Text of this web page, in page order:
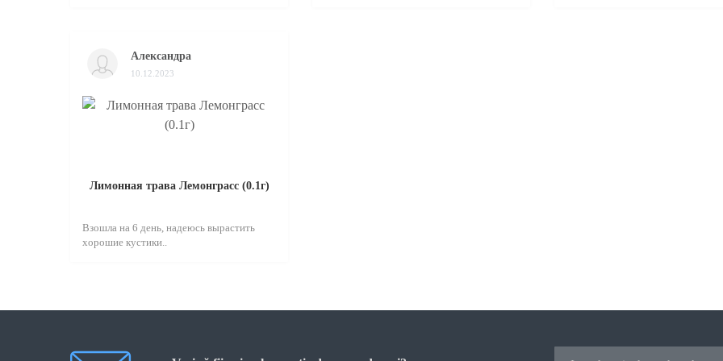
Александра
10.12.2023
Лимонная трава Лемонграсс (0.1г)
Взошла на 6 день, надеюсь вырастить
хорошие кустики..